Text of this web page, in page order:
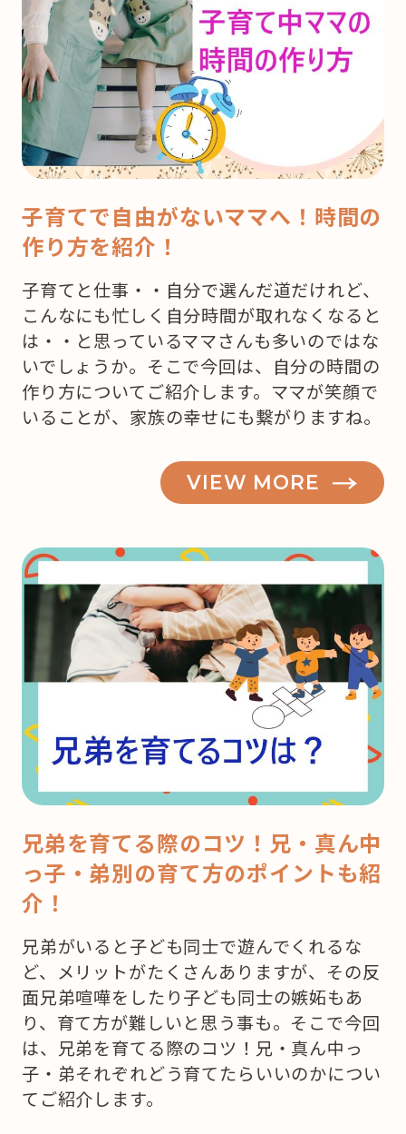
子育てで自由がないママへ！時間の
作り方を紹介！
子育てと仕事・・自分で選んだ道だけれど、
こんなにも忙しく自分時間が取れなくなると
は・・と思っているママさんも多いのではな
いでしょうか。そこで今回は、自分の時間の
作り方についてご紹介します。ママが笑顔で
いることが、家族の幸せにも繋がりますね。
VIEW MORE
兄弟を育てる際のコツ！兄・真ん中
っ子・弟別の育て方のポイントも紹
介！
兄弟がいると子ども同士で遊んでくれるな
ど、メリットがたくさんありますが、その反
面兄弟喧嘩をしたり子ども同士の嫉妬もあ
り、育て方が難しいと思う事も。そこで今回
は、兄弟を育てる際のコツ！兄・真ん中っ
子・弟それぞれどう育てたらいいのかについ
てご紹介します。